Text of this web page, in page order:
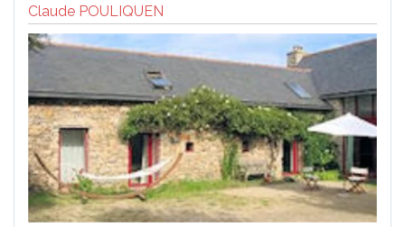
Claude POULIQUEN